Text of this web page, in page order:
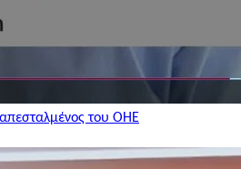
απεσταλμένος του ΟΗΕ